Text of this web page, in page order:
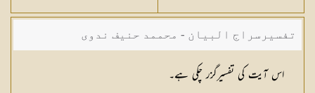
تفسیرسراج البیان - محممد حنیف ندوی
اس آیت کی تفسیرگزر چکی ہے۔